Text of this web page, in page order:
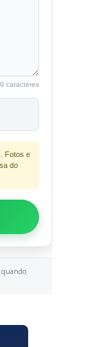
caracteres
Fotos e
do
quando